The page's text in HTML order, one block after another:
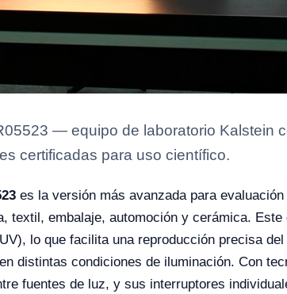
— equipo de laboratorio Kalstein
certificadas para uso científico.
es la versión más avanzada para
textil, embalaje, automoción y cerámica.
lo que facilita una reproducción precisa
distintas condiciones de iluminación. Con
fuentes de luz, y sus interruptores